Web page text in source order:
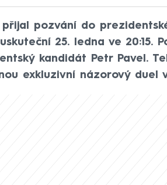
pozvání do
25. ledna ve 20:15.
kandidát Petr Pavel.
exkluzivní názorový duel